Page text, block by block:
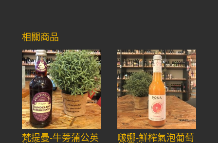
相關商品
梵提曼-牛蒡蒲公英
啵娜-鮮榨氣泡葡萄